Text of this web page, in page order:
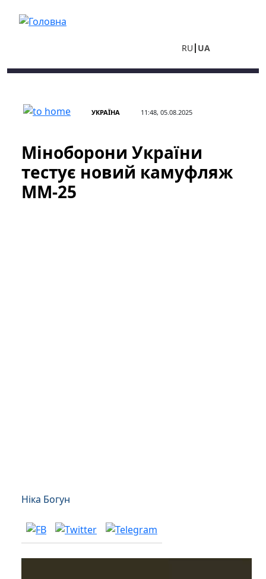
RU UA
УКРАЇНА 11:48, 05.08.2025
Міноборони України
тестує новий камуфляж
ММ-25
Ніка Богун